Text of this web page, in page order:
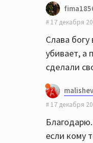
17 декабря
Слава богу
убивает, а
сделали
17 декабря
если кому